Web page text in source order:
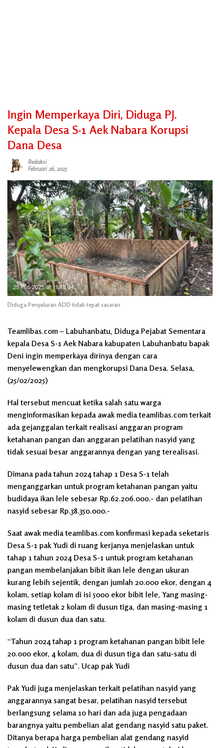
Ingin Memperkaya Diri, Diduga PJ.
Kepala Desa S-1 Aek Nabara Korupsi
Dana Desa
Redaksi
Februari 26, 2025
Diduga Penyaluran ADD tidak tepat sasaran
Teamlibas.com – Labuhanbatu, Diduga Pejabat Sementara
kepala Desa S-1 Aek Nabara kabupaten Labuhanbatu bapak
Deni ingin memperkaya dirinya dengan cara
menyelewengkan dan mengkorupsi Dana Desa. Selasa,
(25/02/2025)
Hal tersebut mencuat ketika salah satu warga
menginformasikan kepada awak media teamlibas.com terkait
ada gejanggalan terkait realisasi anggaran program
ketahanan pangan dan anggaran pelatihan nasyid yang
tidak sesuai besar anggarannya dengan yang terealisasi.
Dimana pada tahun 2024 tahap 1 Desa S-1 telah
menganggarkan untuk program ketahanan pangan yaitu
budidaya ikan lele sebesar Rp.62.206.000.- dan pelatihan
nasyid sebesar Rp.38.350.000.-
Saat awak media teamlibas.com konfirmasi kepada seketaris
Desa S-1 pak Yudi di ruang kerjanya menjelaskan untuk
tahap 1 tahun 2024 Desa S-1 untuk program ketahanan
pangan membelanjakan bibit ikan lele dengan ukuran
kurang lebih sejentik, dengan jumlah 20.000 ekor, dengan 4
kolam, setiap kolam di isi 5000 ekor bibit lele, Yang masing-
masing tetletak 2 kolam di dusun tiga, dan masing-masing 1
kolam di dusun dua dan satu.
“Tahun 2024 tahap 1 program ketahanan pangan bibit lele
20.000 ekor, 4 kolam, dua di dusun tiga dan satu-satu di
dusun dua dan satu”. Ucap pak Yudi
Pak Yudi juga menjelaskan terkait pelatihan nasyid yang
anggarannya sangat besar, pelatihan nasyid tersebut
berlangsung selama 10 hari dan ada juga pengadaan
barangnya yaitu pembelian alat gendang nasyid satu paket.
Ditanya berapa harga pembelian alat gendang nasyid